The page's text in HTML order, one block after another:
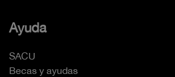
Ayuda
SACU
Becas y ayudas